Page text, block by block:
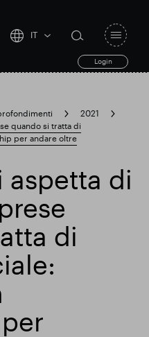
IT
Login
search
form
toggle
2021
quando si tratta di
per andare oltre
aspetta di
di